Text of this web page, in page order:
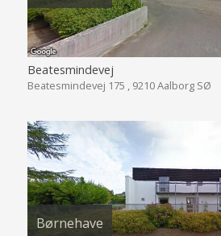
Beatesmindevej
Beatesmindevej 175 , 9210 Aalborg SØ
Børnehave